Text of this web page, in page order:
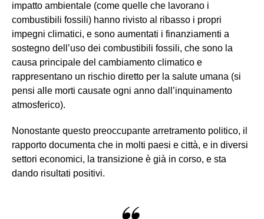
impatto ambientale (come quelle che lavorano i
combustibili fossili) hanno rivisto al ribasso i propri
impegni climatici, e sono aumentati i finanziamenti a
sostegno dell’uso dei combustibili fossili, che sono la
causa principale del cambiamento climatico e
rappresentano un rischio diretto per la salute umana (si
pensi alle morti causate ogni anno dall’inquinamento
atmosferico).
Nonostante questo preoccupante arretramento politico, il
rapporto documenta che in molti paesi e città, e in diversi
settori economici, la transizione è già in corso, e sta
dando risultati positivi.